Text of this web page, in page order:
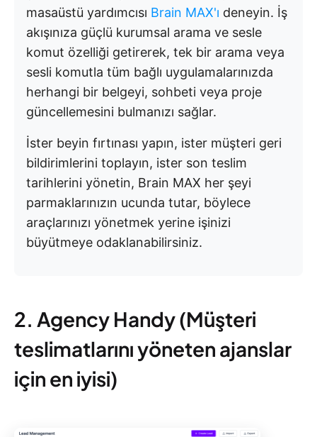
masaüstü yardımcısı Brain MAX'ı deneyin. İş
akışınıza güçlü kurumsal arama ve sesle
komut özelliği getirerek, tek bir arama veya
sesli komutla tüm bağlı uygulamalarınızda
herhangi bir belgeyi, sohbeti veya proje
güncellemesini bulmanızı sağlar.
İster beyin fırtınası yapın, ister müşteri geri
bildirimlerini toplayın, ister son teslim
tarihlerini yönetin, Brain MAX her şeyi
parmaklarınızın ucunda tutar, böylece
araçlarınızı yönetmek yerine işinizi
büyütmeye odaklanabilirsiniz.
2. Agency Handy (Müşteri
teslimatlarını yöneten ajanslar
için en iyisi)